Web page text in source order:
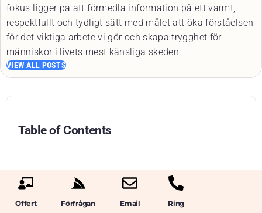
fokus ligger på att förmedla information på ett varmt,
respektfullt och tydligt sätt med målet att öka förståelsen
för det viktiga arbete vi gör och skapa trygghet för
människor i livets mest känsliga skeden.
VIEW ALL POSTS
Table of Contents
Offert Förfrågan Email Ring